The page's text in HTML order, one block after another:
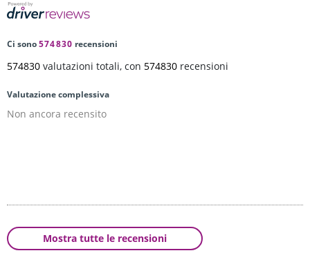
Ci sono574830 recensioni
574830 valutazioni totali, con 574830 recensioni
Valutazione complessiva
Non ancora recensito
Mostra tutte le recensioni